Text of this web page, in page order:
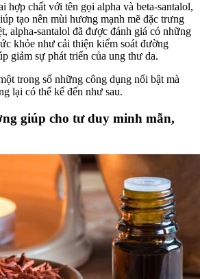
hợp chất với tên gọi alpha và beta-santalol,
tạo nên mùi hương mạnh mẽ đặc trưng
alpha-santalol đã được đánh giá có những
khỏe như cải thiện kiểm soát đường
giảm sự phát triển của ung thư da.
trong số những công dụng nổi bật mà
lại có thể kể đến như sau.
giúp cho tư duy minh mẫn,